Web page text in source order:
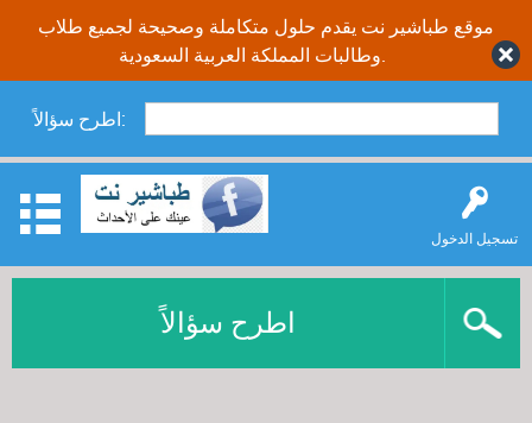
موقع طباشير نت يقدم حلول متكاملة وصحيحة لجميع طلاب
اطرح سؤالاً:
تسجيل الدخول
اطرح سؤالاً